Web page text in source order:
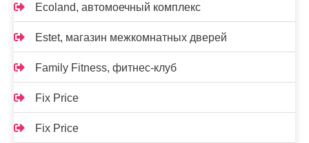
Ecoland, автомоечный комплекс
Estet, магазин межкомнатных дверей
Family Fitness, фитнес-клуб
Fix Price
Fix Price